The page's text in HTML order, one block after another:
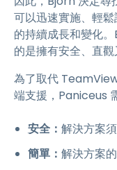
可以迅速實施、輕
的持續成長和變化
的是擁有安全、直觀
為了取代
端支援，Paniceus
安全： 解決方案
簡單： 解決方案